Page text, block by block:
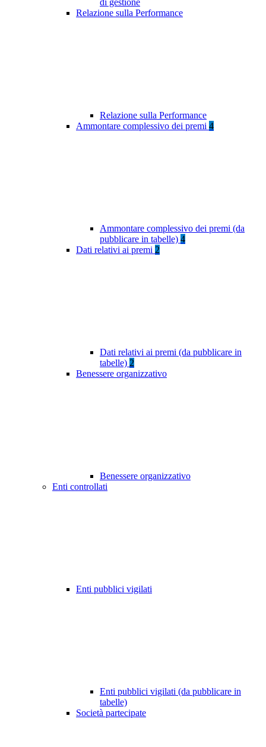
di gestione
Relazione sulla Performance
Relazione sulla Performance
Ammontare complessivo dei premi 4
Ammontare complessivo dei premi (da
pubblicare in tabelle) 4
Dati relativi ai premi 2
Dati relativi ai premi (da pubblicare in
tabelle) 2
Benessere organizzativo
Benessere organizzativo
Enti controllati
Enti pubblici vigilati
Enti pubblici vigilati (da pubblicare in
tabelle)
Società partecipate